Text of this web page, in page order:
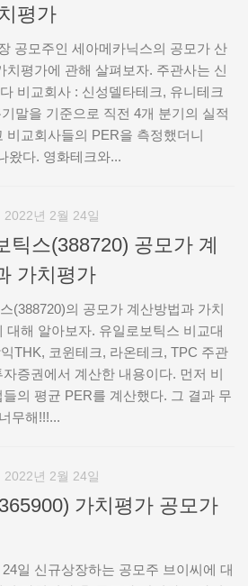
평가
공모주인 세아메카닉스의 공모가 산
치평가에 관해 살펴보자. 주관사는 신
비교회사 : 신성델타테크, 유니테크
말을 기준으로 직전 4개 분기의 실적
비교회사들의 PER을 측정했더니
왔다. 영화테크와...
2022년 2월 24일
틱스(388720) 공모가 계
가치평가
(388720)의 공모가 계산방법과 가치
대해 알아보자. 유일로보틱스 비교대
THK, 코윈테크, 라온테크, TPC 주관
증권에서 계산한 내용이다. 먼저 비
들의 평균 PER를 계산했다. 그 결과 무
무해!!!...
2022년 2월 24일
가치평가 공모가
24일 신규상장하는 공모주 브이씨에 대